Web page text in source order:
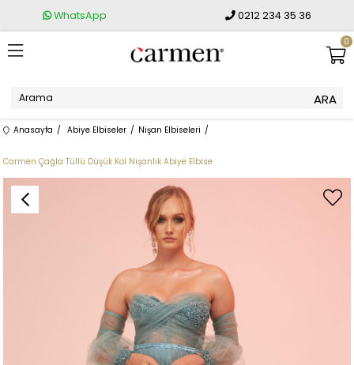
WhatsApp 0212 234 35 36
0
Anasayfa Abiye Elbiseler Nişan Elbiseleri
Carmen Çağla Tüllü Düşük Kol Nişanlık Abiye Elbise